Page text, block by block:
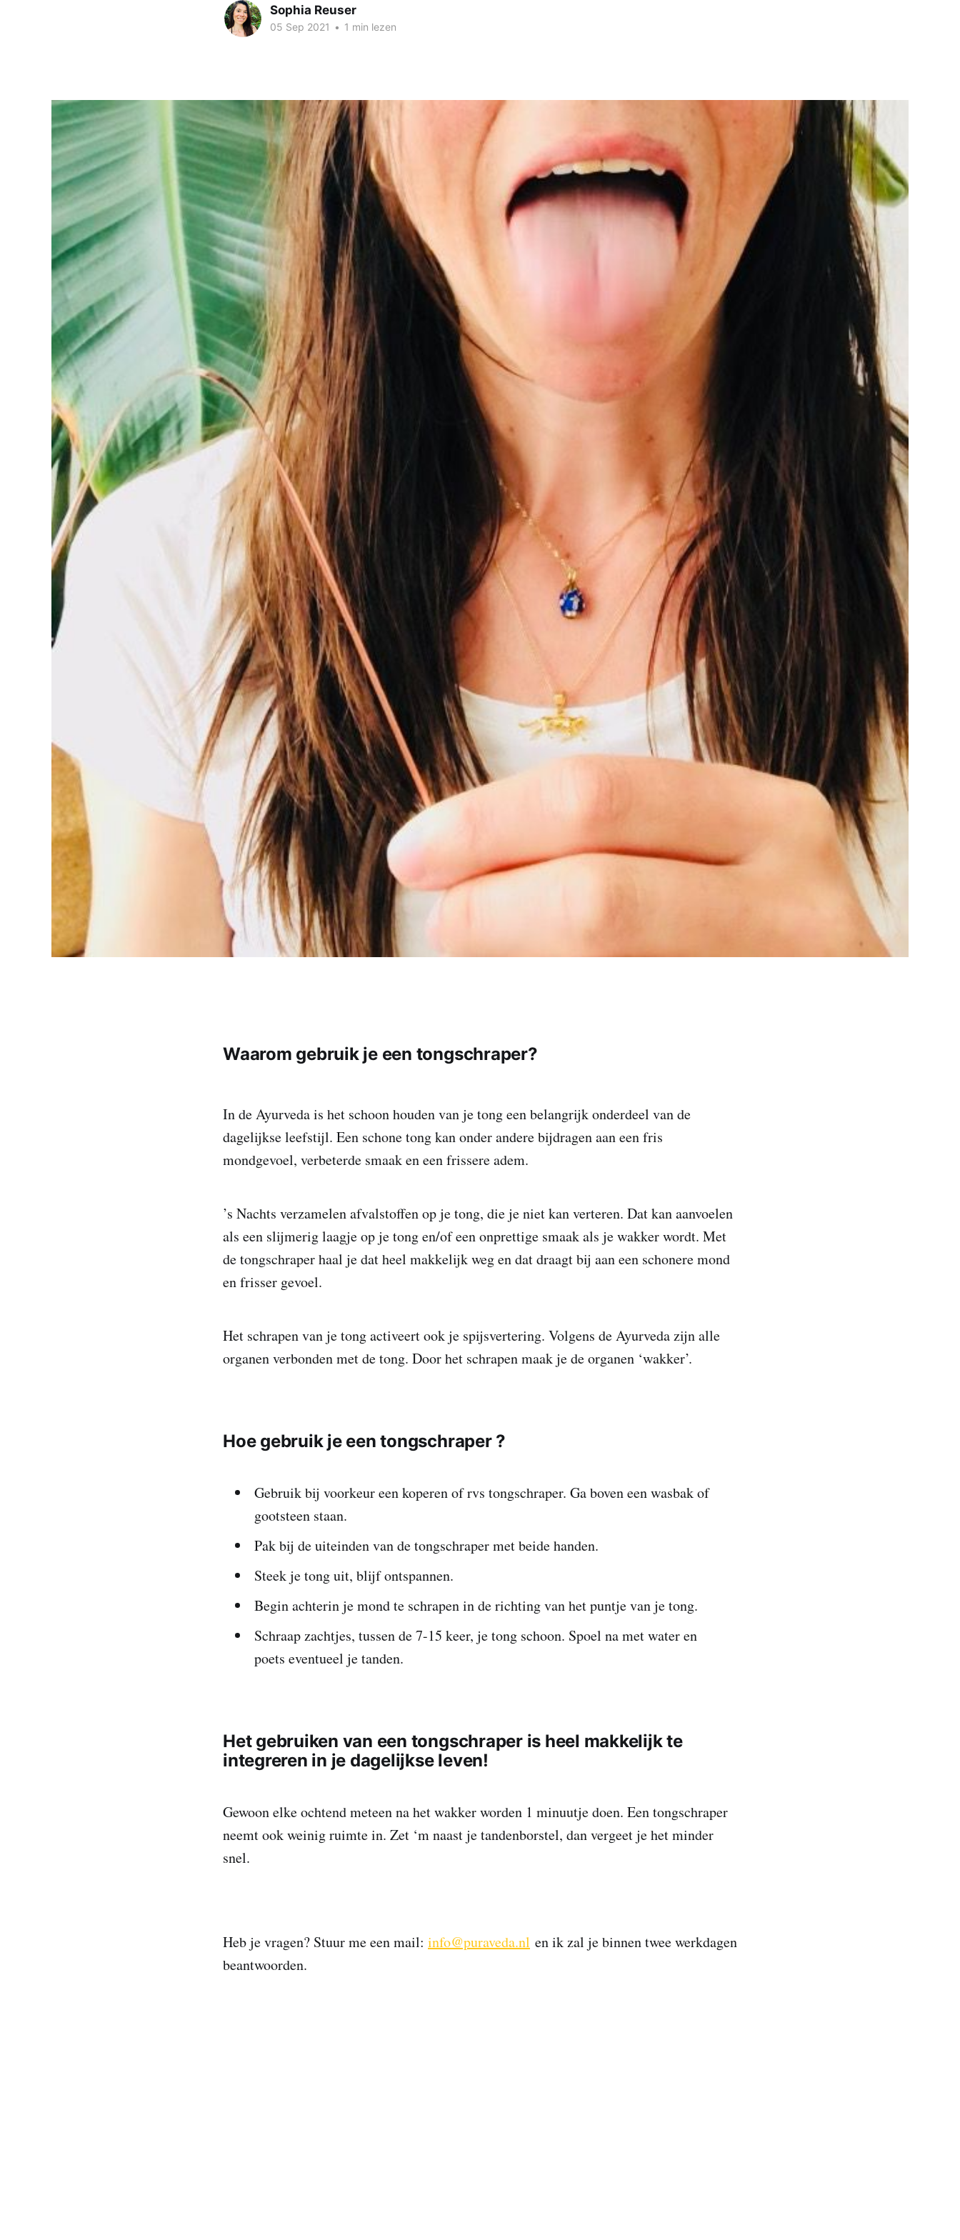
Sophia Reuser
05 Sep 2021 • 1 min lezen
Waarom gebruik je een tongschraper?
In de Ayurveda is het schoon houden van je tong een belangrijk onderdeel van de
dagelijkse leefstijl. Een schone tong kan onder andere bijdragen aan een fris
mondgevoel, verbeterde smaak en een frissere adem.
’s Nachts verzamelen afvalstoffen op je tong, die je niet kan verteren. Dat kan aanvoelen
als een slijmerig laagje op je tong en/of een onprettige smaak als je wakker wordt. Met
de tongschraper haal je dat heel makkelijk weg en dat draagt bij aan een schonere mond
en frisser gevoel.
Het schrapen van je tong activeert ook je spijsvertering. Volgens de Ayurveda zijn alle
organen verbonden met de tong. Door het schrapen maak je de organen ‘wakker’.
Hoe gebruik je een tongschraper ?
Gebruik bij voorkeur een koperen of rvs tongschraper. Ga boven een wasbak of
gootsteen staan.
Pak bij de uiteinden van de tongschraper met beide handen.
Steek je tong uit, blijf ontspannen.
Begin achterin je mond te schrapen in de richting van het puntje van je tong.
Schraap zachtjes, tussen de 7-15 keer, je tong schoon. Spoel na met water en
poets eventueel je tanden.
Het gebruiken van een tongschraper is heel makkelijk te
integreren in je dagelijkse leven!
Gewoon elke ochtend meteen na het wakker worden 1 minuutje doen. Een tongschraper
neemt ook weinig ruimte in. Zet ‘m naast je tandenborstel, dan vergeet je het minder
snel.
Heb je vragen? Stuur me een mail: info@puraveda.nl en ik zal je binnen twee werkdagen
beantwoorden.